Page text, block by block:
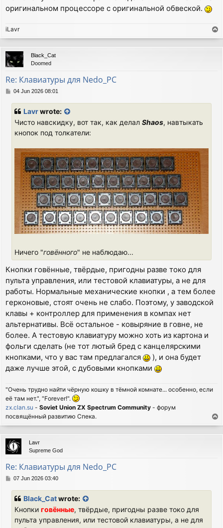
оригинальном процессоре с оригинальной обвеской.
iLavr
o
p
Black_Cat
Doomed
Re: Клавиатуры для Nedo_PC
P04 Jun 2026 08:01
Lavrwrote:
Чисто навскидку, вот так, как делал Shaos, навтыкать
кнопок под толкатели:
Ничего "говённого" не наблюдаю...
Кнопки говённые, твёрдые, пригодны разве токо для
пульта управления, или тестовой клавиатуры, а не для
работы. Нормальные механические кнопки , а тем более
герконовые, стоят очень не слабо. Поэтому, у заводской
клавы + контроллер для применения в компах нет
альтернативы. Всё остальное - ковыряние в говне, не
более. А тестовую клавиатуру можно хоть из картона и
фольги сделать (не тот лютый бред с канцелярскими
кнопками, что у вас там предлагался
), и она будет
даже лучше этой, с дубовыми кнопками
"Очень трудно найти чёрную кошку в тёмной комнате... особенно, если
её там нет.", "Forever!".
zx.clan.su - Soviet Union ZX Spectrum Community - форум
посвящённый развитию Спека.
o
p
Lavr
Supreme God
Re: Клавиатуры для Nedo_PC
P07 Jun 2026 03:40
Black_Catwrote:
Кнопки говённые, твёрдые, пригодны разве токо для
пульта управления, или тестовой клавиатуры, а не для